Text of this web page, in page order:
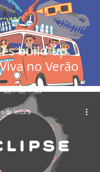
build-up
no Verão
de leitura